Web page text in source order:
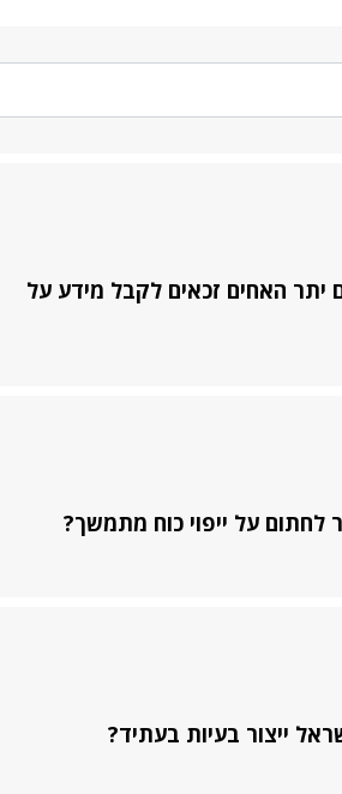
האחים זכאים לקבל מידע על
לחתום על ייפוי כוח מתמשך?
ייצור בעיות בעתיד?